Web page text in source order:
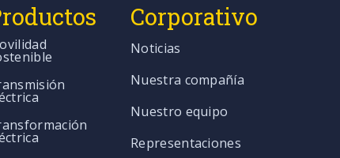
Corporativo
Noticias
Nuestra compañía
Nuestro equipo
Representaciones